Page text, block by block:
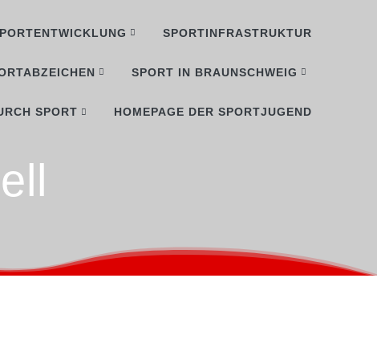
SPORTINFRASTRUKTUR
SPORT IN BRAUNSCHWEIG
SPORT HOMEPAGE DER SPORTJUGEND